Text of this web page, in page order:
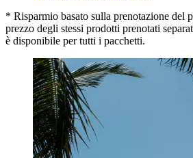
* Risparmio basato sulla prenotazione del
prezzo degli stessi prodotti prenotati
è disponibile per tutti i pacchetti.